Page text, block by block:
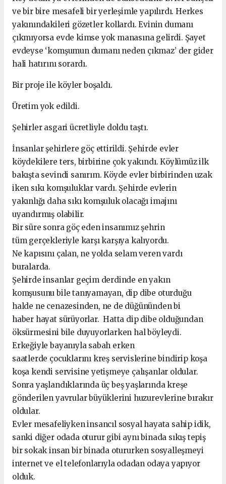
ve bir bire mesafeli bir yerleşimle yapılırdı. Herkes
yakınındakileri gözetler kollardı. Evinin dumanı
çıkmıyorsa evde kimse yok manasına gelirdi. Şayet
evdeyse ‘komşumun dumanı neden çıkmaz’ der gider
hali hatırını sorardı.
Bir proje ile köyler boşaldı.
Üretim yok edildi.
Şehirler asgari ücretliyle doldu taştı.
İnsanlar şehirlere göç ettirildi. Şehirde evler
köydekilere ters, birbirine çok yakındı. Köylümüz ilk
bakışta sevindi sanırım. Köyde evler birbirinden uzak
iken sıkı komşuluklar vardı. Şehirde evlerin
yakınlığı daha sıkı komşuluk olacağı imajını
uyandırmış olabilir.
Bir süre sonra göç eden insanımız şehrin
tüm gerçekleriyle karşı karşıya kalıyordu.
Ne kapısını çalan, ne yolda selam veren vardı
buralarda.
Şehirde insanlar geçim derdinde en yakın
komşusunu bile tanıyamayan, dip dibe oturduğu
halde ne cenazesinden, ne de düğününden bi
haber hayat sürüyorlar. Hatta dip dibe olduğundan
öksürmesini bile duyuyorlarken hal böyleydi.
Erkeğiyle bayanıyla sabah erken
saatlerde çocuklarını kreş servislerine bindirip koşa
koşa kendi servisine yetişmeye çalışanlar oldular.
Sonra yaşlandıklarında üç beş yaşlarında kreşe
gönderilen yavrular büyüklerini huzurevlerine bırakır
oldular.
Evler mesafeliyken insancıl sosyal hayata sahip idik,
sanki diğer odada oturur gibi aynı binada sıkış tepiş
bir sokak insan bir binada otururken sosyalleşmeyi
internet ve el telefonlarıyla odadan odaya yapıyor
olduk.